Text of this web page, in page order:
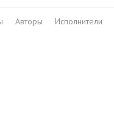
Авторы Исполнители